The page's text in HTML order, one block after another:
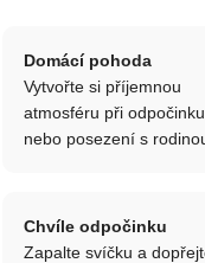
Domácí pohoda
Vytvořte si příjemnou
atmosféru při odpočinku
nebo posezení s
Chvíle odpočinku
Zapalte svíčku a